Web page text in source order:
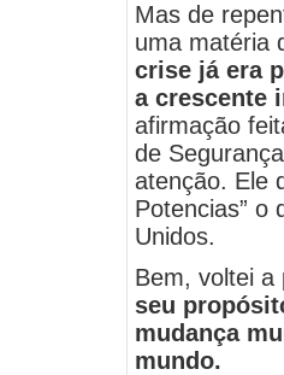
Mas de
uma matéria
crise já era
a crescente
afirmação
de
atenção. Ele
Potencias” o
Unidos.
Bem, voltei
seu
mudança
mundo.